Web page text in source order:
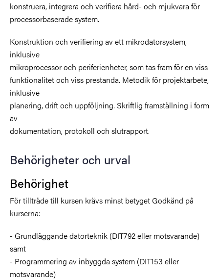
konstruera, integrera och verifiera hård- och mjukvara för
processorbaserade system.
Konstruktion och verifiering av ett mikrodatorsystem,
inklusive
mikroprocessor och periferienheter, som tas fram för en viss
funktionalitet och viss prestanda. Metodik för projektarbete,
inklusive
planering, drift och uppföljning. Skriftlig framställning i form
av
dokumentation, protokoll och slutrapport.
Behörigheter och urval
Behörighet
För tillträde till kursen krävs minst betyget Godkänd på
kurserna:
- Grundläggande datorteknik (DIT792 eller motsvarande)
samt
- Programmering av inbyggda system (DIT153 eller
motsvarande)